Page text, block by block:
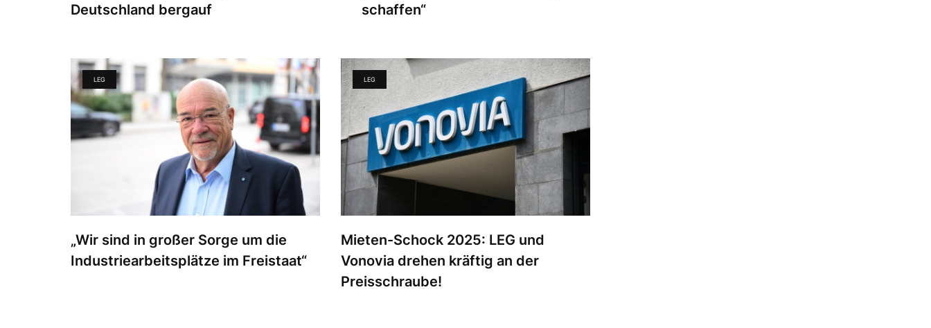
Deutschland bergauf
schaffen“
„Wir sind in großer Sorge um die
Industriearbeitsplätze im Freistaat“
LEG
Mieten-Schock 2025: LEG und
Vonovia drehen kräftig an der
Preisschraube!
LEG